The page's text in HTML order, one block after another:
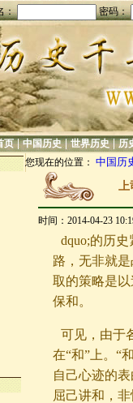
： 密码：
页|中国历史|世界历史|历
您现在的位置： 中国历
上
时间：2014-04-23
dquo;的历
路，无非就
取的策略是
保和。
可见，由于
在“和”上。“
自己心迹的
屈己讲和，